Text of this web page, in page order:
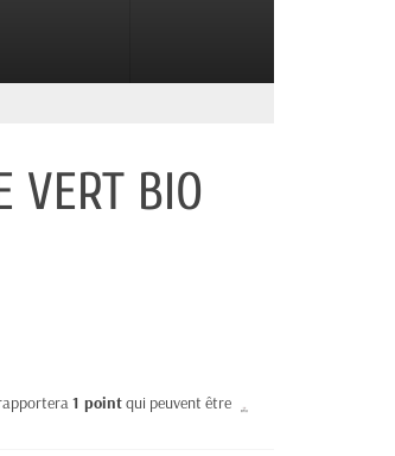
VERT BIO
1 pointqui peuvent être